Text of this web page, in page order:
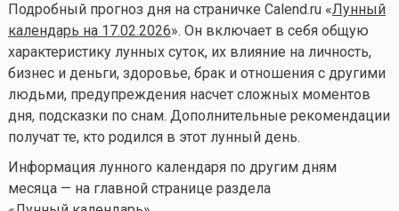
Подробный прогноз дня на страничке Calend.ru «Лунный
календарь на 17.02.2026». Он включает в себя общую
характеристику лунных суток, их влияние на личность,
бизнес и деньги, здоровье, брак и отношения с другими
людьми, предупреждения насчет сложных моментов
дня, подсказки по снам. Дополнительные рекомендации
получат те, кто родился в этот лунный день.
Информация лунного календаря по другим дням
месяца — на главной странице раздела